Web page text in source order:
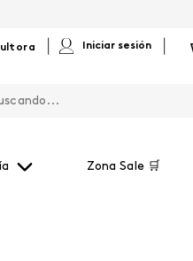
Iniciar sesión
Zona Sale 🛒